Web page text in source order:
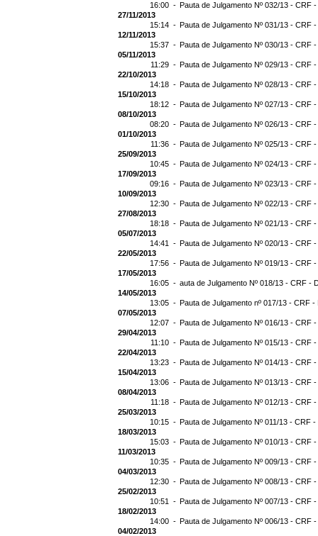
16:00 - Pauta de Julgamento Nº 032/13 - CRF
27/11/2013
15:14 - Pauta de Julgamento Nº 031/13 - CRF
12/11/2013
15:37 - Pauta de Julgamento Nº 030/13 - CRF
05/11/2013
11:29 - Pauta de Julgamento Nº 029/13 - CRF
22/10/2013
14:18 - Pauta de Julgamento Nº 028/13 - CRF
15/10/2013
18:12 - Pauta de Julgamento Nº 027/13 - CRF
08/10/2013
08:20 - Pauta de Julgamento Nº 026/13 - CRF
01/10/2013
11:36 - Pauta de Julgamento Nº 025/13 - CRF
25/09/2013
10:45 - Pauta de Julgamento Nº 024/13 - CRF
17/09/2013
09:16 - Pauta de Julgamento Nº 023/13 - CRF
10/09/2013
12:30 - Pauta de Julgamento Nº 022/13 - CRF
27/08/2013
18:18 - Pauta de Julgamento Nº 021/13 - CRF
05/07/2013
14:41 - Pauta de Julgamento Nº 020/13 - CRF
22/05/2013
17:56 - Pauta de Julgamento Nº 019/13 - CRF
17/05/2013
16:05 - auta de Julgamento Nº 018/13 - CRF -
14/05/2013
13:05 - Pauta de Julgamento nº 017/13 - CRF -
07/05/2013
12:07 - Pauta de Julgamento Nº 016/13 - CRF
29/04/2013
11:10 - Pauta de Julgamento Nº 015/13 - CRF
22/04/2013
13:23 - Pauta de Julgamento Nº 014/13 - CRF
15/04/2013
13:06 - Pauta de Julgamento Nº 013/13 - CRF
08/04/2013
11:18 - Pauta de Julgamento Nº 012/13 - CRF
25/03/2013
10:15 - Pauta de Julgamento Nº 011/13 - CRF
18/03/2013
15:03 - Pauta de Julgamento Nº 010/13 - CRF
11/03/2013
10:35 - Pauta de Julgamento Nº 009/13 - CRF
04/03/2013
12:30 - Pauta de Julgamento Nº 008/13 - CRF
25/02/2013
10:51 - Pauta de Julgamento Nº 007/13 - CRF
18/02/2013
14:00 - Pauta de Julgamento Nº 006/13 - CRF
04/02/2013